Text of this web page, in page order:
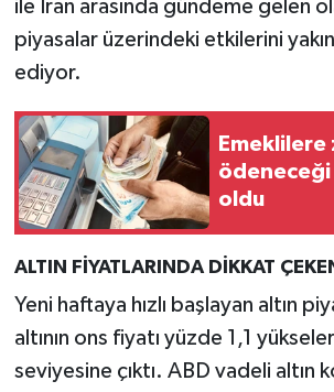
ile İran arasında gündeme gelen
piyasalar üzerindeki etkilerini
ediyor.
Emeklilere
oldu
ALTIN FİYATLARINDA DİKKAT
Yeni haftaya hızlı başlayan altın
altının ons fiyatı yüzde 1,1
seviyesine çıktı. ABD vadeli altın